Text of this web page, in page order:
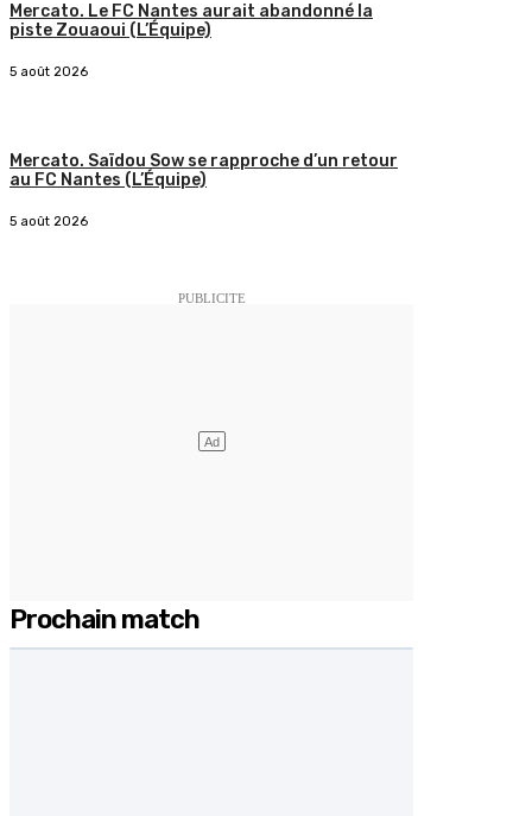
Mercato. Le FC Nantes aurait abandonné la
piste Zouaoui (L’Équipe)
5 août 2026
Mercato. Saïdou Sow se rapproche d’un retour
au FC Nantes (L’Équipe)
5 août 2026
Prochain match